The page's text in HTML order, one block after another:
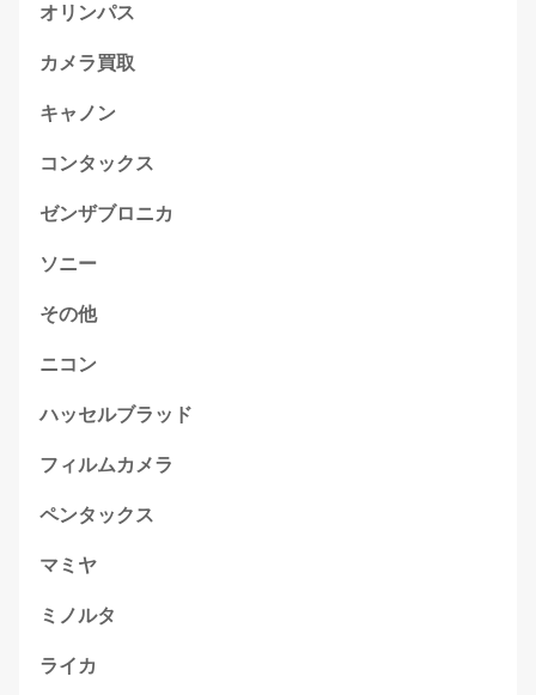
オリンパス
カメラ買取
キャノン
コンタックス
ゼンザブロニカ
ソニー
その他
ニコン
ハッセルブラッド
フィルムカメラ
ペンタックス
マミヤ
ミノルタ
ライカ